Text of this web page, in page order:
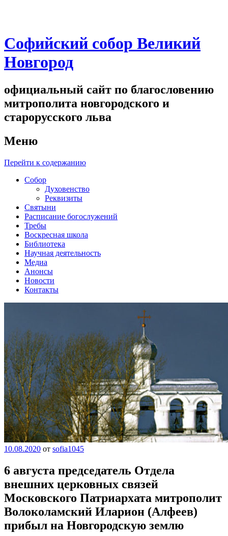
Софийский собор Великий
Новгород
официальный сайт по благословению
митрополита новгородского и
старорусского льва
Меню
Перейти к содержанию
Собор
Духовенство
Реквизиты
Святыни
Расписание богослужений
Требы
Воскресная школа
Библиотека
Научная деятельность
Медиа
Анонсы
Новости
Контакты
10.08.2020 от sofia1045
6 августа председатель Отдела
внешних церковных связей
Московского Патриархата митрополит
Волоколамский Иларион (Алфеев)
прибыл на Новгородскую землю